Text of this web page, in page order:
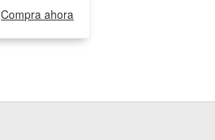
Compra ahora